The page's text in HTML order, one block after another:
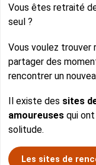
Vous êtes retraité
seul ?
Vous voulez trouver
partager des
rencontrer un
Il existe des sites
amoureuses qui
solitude.
Les sites de